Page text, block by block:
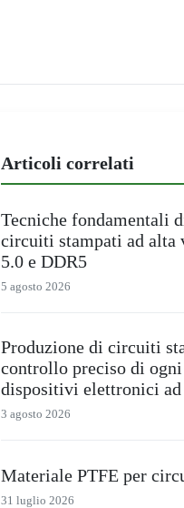
Articoli correlati
Tecniche fondamentali
circuiti stampati ad alta
5.0 e DDR5
5 agosto 2026
Produzione di circuiti
controllo preciso di
dispositivi elettronici ad
3 agosto 2026
Materiale PTFE per
31 luglio 2026